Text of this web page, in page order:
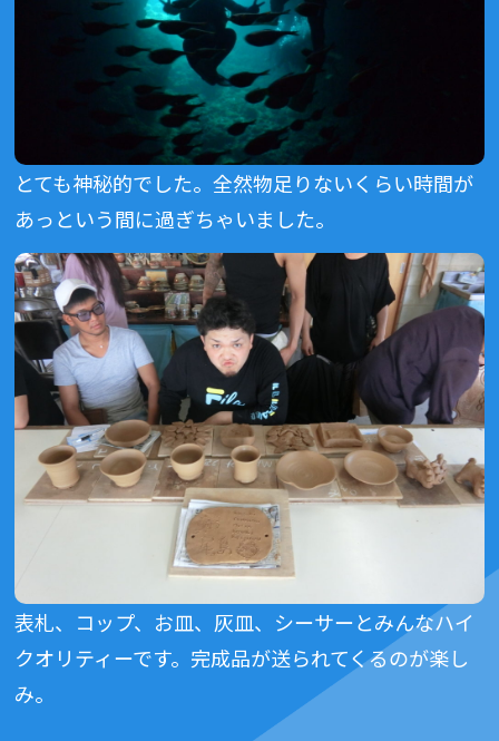
とても神秘的でした。全然物足りないくらい時間が
あっという間に過ぎちゃいました。
表札、コップ、お皿、灰皿、シーサーとみんなハイ
クオリティーです。完成品が送られてくるのが楽し
み。